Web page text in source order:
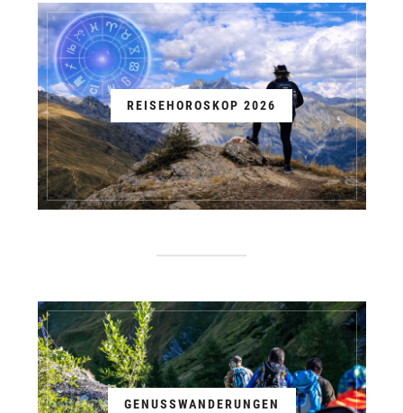
REISEHOROSKOP 2026
GENUSSWANDERUNGEN